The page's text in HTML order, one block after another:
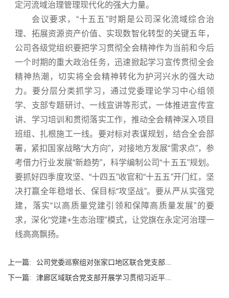
定河流域治理管理现代化的强大力量。
会议要求，“十五五”时期是公司深化流域综合治
理、拓展资源资产价值、实现数智化转型的关键五年，
公司各级党组织要把学习贯彻全会精神作为当前和今后
一个时期的重大政治任务，迅速掀起学习宣传贯彻全会
精神热潮，切实将全会精神转化为护河兴水的强大动
力。要分层分类抓学习，通过党委理论学习中心组领
学、支部专题研讨、一线宣讲等形式，一体推进宣传宣
讲、学习培训和贯彻落实工作，推动全会精神深入项目
班组、扎根施工一线。要对标对表谋规划，结合全会部
署，紧扣国家战略“大方向”，对接地方发展“需求点”，参
考借力行业发展“新趋势”，科学编制公司“十五五”规划。
要抓好四季度攻坚、“十四五”收官和“十五五”开门红，坚
决打赢全年稳增长、保目标“攻坚战”。要从严从实强党
建，落实“以高质量党建引领和保障高质量发展”的要
求，深化“党建+生态治理”模式，让党旗在永定河治理一
线高高飘扬。
上一篇:
公司党委巡察组对张家口地区联合党支部...
下一篇:
津廊区域联合党支部开展学习贯彻习近平...